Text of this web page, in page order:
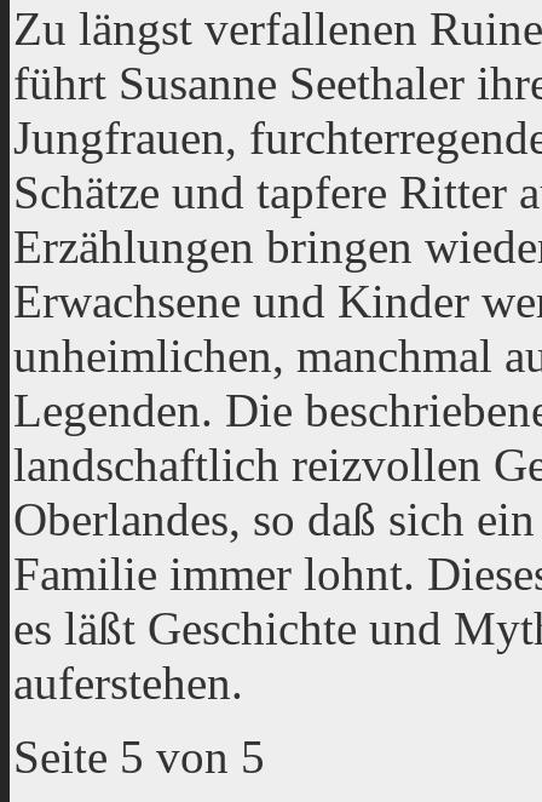
Zu längst verfallenen
führt Susanne Seethaler
Jungfrauen,
Schätze und tapfere Ritter
Erzählungen bringen
Erwachsene und Kinder
unheimlichen, manchmal
Legenden. Die
landschaftlich reizvollen
Oberlandes, so daß sich
Familie immer lohnt.
es läßt Geschichte und
auferstehen.
Seite 5 von 5